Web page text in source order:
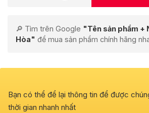
🔎 Tìm trên Google "Tên sản phẩm +
Hòa" để mua sản phẩm chính hãng
Bạn có thể để lại thông tin để được
thời gian nhanh nhất